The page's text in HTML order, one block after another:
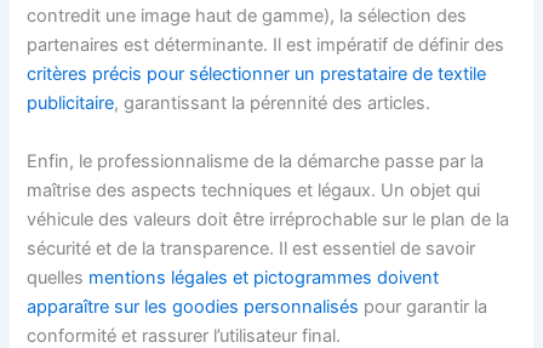
contredit une image haut de gamme), la sélection des
partenaires est déterminante. Il est impératif de définir des
critères précis pour sélectionner un prestataire de textile
publicitaire, garantissant la pérennité des articles.
Enfin, le professionnalisme de la démarche passe par la
maîtrise des aspects techniques et légaux. Un objet qui
véhicule des valeurs doit être irréprochable sur le plan de la
sécurité et de la transparence. Il est essentiel de savoir
quelles mentions légales et pictogrammes doivent
apparaître sur les goodies personnalisés pour garantir la
conformité et rassurer l’utilisateur final.